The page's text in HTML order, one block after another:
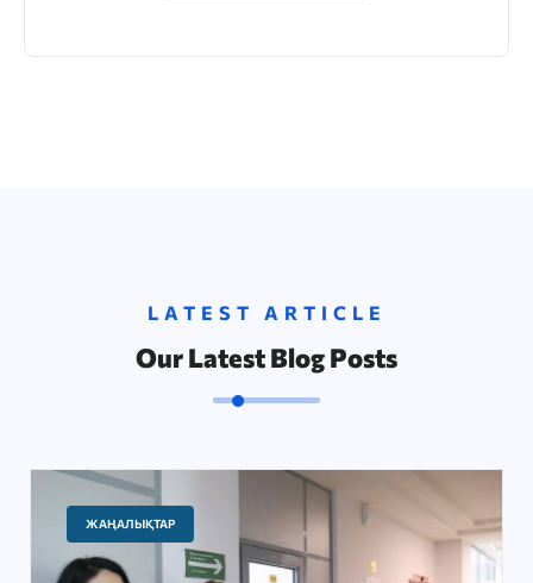
LATEST ARTICLE
Our Latest Blog Posts
ЖАҢАЛЫҚТАР